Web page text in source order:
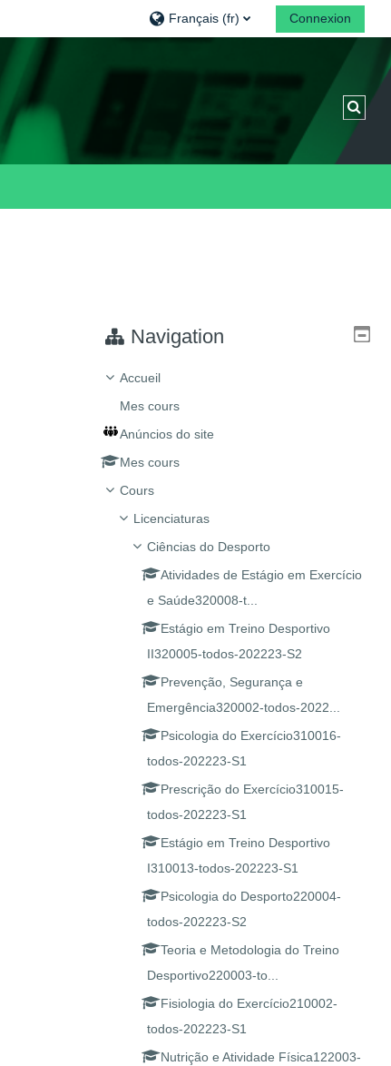
Français ‎(fr)‎
Connexion
Navigation
Accueil
Mes cours
Anúncios do site
Mes cours
Cours
Licenciaturas
Ciências do Desporto
Atividades de Estágio em Exercício
e Saúde320008-t...
Estágio em Treino Desportivo
II320005-todos-202223-S2
Prevenção, Segurança e
Emergência320002-todos-2022...
Psicologia do Exercício310016-
todos-202223-S1
Prescrição do Exercício310015-
todos-202223-S1
Estágio em Treino Desportivo
I310013-todos-202223-S1
Psicologia do Desporto220004-
todos-202223-S2
Teoria e Metodologia do Treino
Desportivo220003-to...
Fisiologia do Exercício210002-
todos-202223-S1
Nutrição e Atividade Física122003-